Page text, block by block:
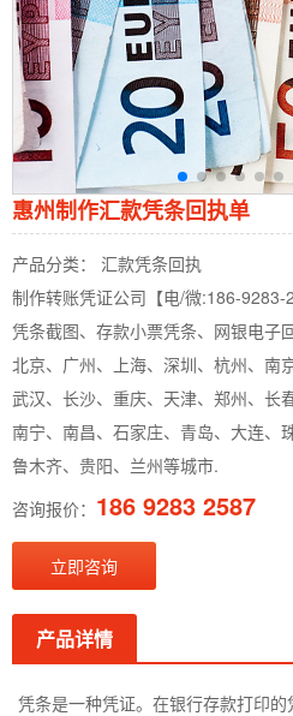
惠州制作汇款凭条回执单
产品分类： 汇款凭条回执
制作转账凭证公司【电/微:186-
凭条截图、存款小票凭条、网银电子
北京、广州、上海、深圳、杭州、南
武汉、长沙、重庆、天津、郑州、长
南宁、南昌、石家庄、青岛、大连、
鲁木齐、贵阳、兰州等城市.
咨询报价： 186 9283 2587
立即咨询
产品详情
凭条是一种凭证。在银行存款打印